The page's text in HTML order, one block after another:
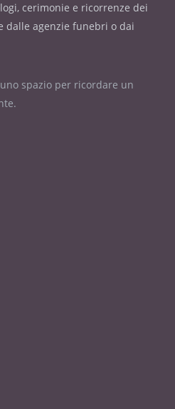
cerimonie e ricorrenze dei
agenzie funebri o dai
spazio per ricordare un